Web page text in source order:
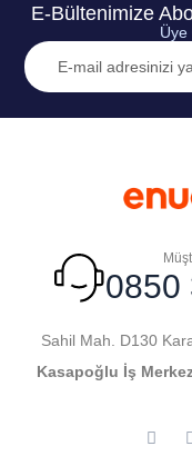
E-Bültenimize
Üye
0850
Sahil Mah. D130
Kasapoğlu İş